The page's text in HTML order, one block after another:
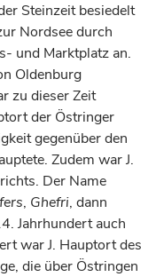
Steinzeit besiedelt
Nordsee durch
und Marktplatz an.
Oldenburg
zu dieser Zeit
der Östringer
gegenüber den
Zudem war J.
Der Name
, Ghefri, dann
Jahrhundertauch
war J. Hauptort des
die über Östringen